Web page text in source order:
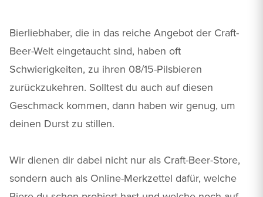
Bierliebhaber, die in das reiche Angebot der Craft-
Beer-Welt eingetaucht sind, haben oft
Schwierigkeiten, zu ihren 08/15-Pilsbieren
zurückzukehren. Solltest du auch auf diesen
Geschmack kommen, dann haben wir genug, um
deinen Durst zu stillen.
Wir dienen dir dabei nicht nur als Craft-Beer-Store,
sondern auch als Online-Merkzettel dafür, welche